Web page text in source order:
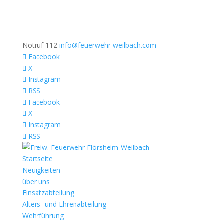
Notruf 112 info@feuerwehr-weilbach.com
Facebook
X
Instagram
RSS
Facebook
X
Instagram
RSS
Startseite
Neuigkeiten
über uns
Einsatzabteilung
Alters- und Ehrenabteilung
Wehrführung